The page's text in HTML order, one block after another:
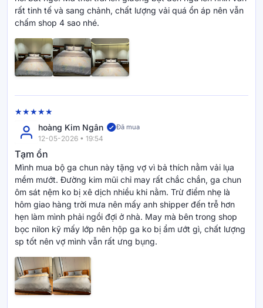
rất tinh tế và sang chảnh, chất lượng vải quá ổn áp nên vẫn
chấm shop 4 sao nhé.
hoàng Kim Ngân Đã mua
12-05-2026 • 19:54
Tạm ổn
Mình mua bộ ga chun này tặng vợ vì bả thích nằm vải lụa
mềm mướt. Đường kim mũi chỉ may rất chắc chắn, ga chun
ôm sát nệm ko bị xê dịch nhiều khi nằm. Trừ điểm nhẹ là
hôm giao hàng trời mưa nên mấy anh shipper đến trễ hơn
hẹn làm mình phải ngồi đợi ở nhà. May mà bên trong shop
bọc nilon kỹ mấy lớp nên hộp ga ko bị ẩm ướt gì, chất lượng
sp tốt nên vợ mình vẫn rất ưng bụng.